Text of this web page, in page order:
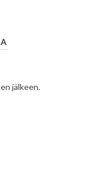
jälkeen.